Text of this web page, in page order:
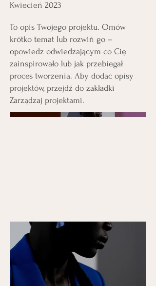
Kwiecień 2023
To opis Twojego projektu. Omów
krótko temat lub rozwiń go –
opowiedz odwiedzającym co Cię
zainspirowało lub jak przebiegał
proces tworzenia. Aby dodać opisy
projektów, przejdź do zakładki
Zarządzaj projektami.